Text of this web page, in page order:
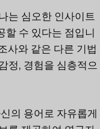
는 심오한 인사이트
할 수 있다는 점입니
사와 같은 다른 기법
정, 경험을 심층적으
의 용어로 자유롭게